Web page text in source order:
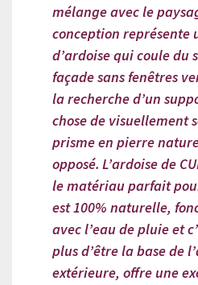
mélange avec le
conception représente
d’ardoise qui coule du
façade sans fenêtres
la recherche d’un
chose de visuellement
prisme en pierre
opposé. L’ardoise de
le matériau parfait
est 100% naturelle,
avec l’eau de pluie et
plus d’être la base de
extérieure, offre une